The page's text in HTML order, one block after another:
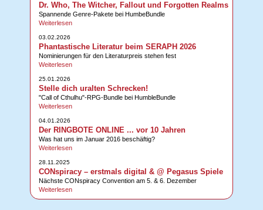
Dr. Who, The Witcher, Fallout und Forgotten Realms
Spannende Genre-Pakete bei HumbeBundle
Weiterlesen
03.02.2026
Phantastische Literatur beim SERAPH 2026
Nominierungen für den Literaturpreis stehen fest
Weiterlesen
25.01.2026
Stelle dich uralten Schrecken!
"Call of Cthulhu"-RPG-Bundle bei HumbleBundle
Weiterlesen
04.01.2026
Der RINGBOTE ONLINE ... vor 10 Jahren
Was hat uns im Januar 2016 beschäftig?
Weiterlesen
28.11.2025
CONspiracy – erstmals digital & @ Pegasus Spiele
Nächste CONspiracy Convention am 5. & 6. Dezember
Weiterlesen